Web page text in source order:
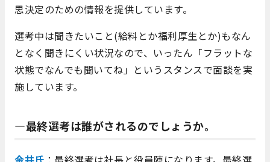
思決定のための情報を提供しています。
選考中は聞きたいこと(給料とか福利厚生とか)もなん
となく聞きにくい状況なので、いったん「フラットな
状態でなんでも聞いてね」というスタンスで面談を実
施しています。
―最終選考は誰がされるのでしょうか。